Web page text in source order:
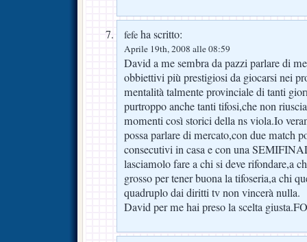
fefe ha scritto:
Aprile 19th, 2008 alle 08:59
David a me sembra da pazzi parlare di
obbiettivi più prestigiosi da giocarsi nei
mentalità talmente provinciale di tanti
purtroppo anche tanti tifosi,che non
momenti così storici della ns viola.Io
possa parlare di mercato,con due match
consecutivi in casa e con una
lasciamolo fare a chi si deve rifondare,a
grosso per tener buona la tifoseria,a chi
quadruplo dai diritti tv non vincerà nulla.
David per me hai preso la scelta